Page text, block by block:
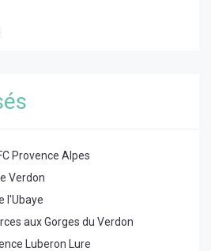
Provence Alpes
Verdon
l'Ubaye
aux Gorges du Verdon
Luberon Lure